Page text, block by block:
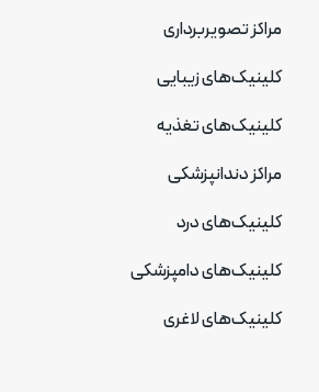
مراکز تصویربرداری
کلینیک‌های زیبایی
کلینیک‌های تغذیه
مراکز دندانپزشکی
کلینیک‌های درد
کلینیک‌های دامپزشکی
کلینیک‌های لاغری